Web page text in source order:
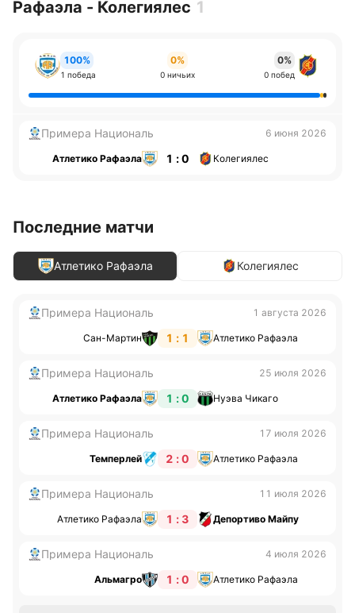
Рафаэла - Колегиялес 1
100%
1 победа
0%
0 ничьих
0%
0 побед
Примера Националь 6 июня 2026
Атлетико Рафаэла 1 : 0 Колегиялес
Последние матчи
Атлетико Рафаэла Колегиялес
Примера Националь 1 августа 2026
Сан-Мартин 1 : 1 Атлетико Рафаэла
Примера Националь 25 июля 2026
Атлетико Рафаэла 1 : 0 Нуэва Чикаго
Примера Националь 17 июля 2026
Темперлей 2 : 0 Атлетико Рафаэла
Примера Националь 11 июля 2026
Атлетико Рафаэла 1 : 3 Депортиво Майпу
Примера Националь 4 июля 2026
Альмагро 1 : 0 Атлетико Рафаэла